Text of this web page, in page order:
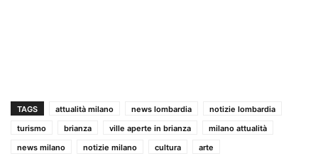
TAGS attualità milano news lombardia
notizie lombardia
turismo
brianza ville aperte in brianza
milano attualità
news milano
notizie milano cultura arte